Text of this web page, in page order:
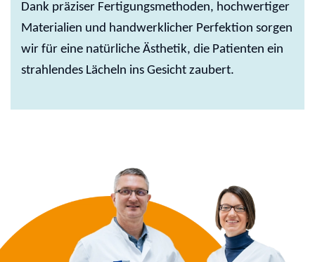
Dank präziser Fertigungsmethoden, hochwertiger
Materialien und handwerklicher Perfektion sorgen
wir für eine natürliche Ästhetik, die Patienten ein
strahlendes Lächeln ins Gesicht zaubert.